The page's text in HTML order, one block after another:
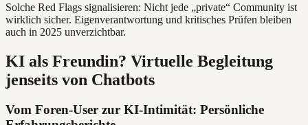
Solche Red Flags signalisieren: Nicht jede „private“ Community ist
wirklich sicher. Eigenverantwortung und kritisches Prüfen bleiben
auch in 2025 unverzichtbar.
KI als Freundin? Virtuelle Begleitung
jenseits von Chatbots
Vom Foren-User zur KI-Intimität: Persönliche